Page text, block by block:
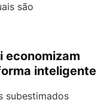
são
economizam
inteligente
subestimados